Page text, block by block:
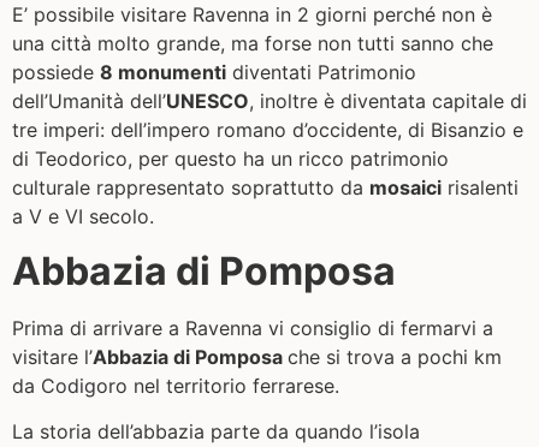
E’ possibile visitare Ravenna in 2 giorni perché non è
una città molto grande, ma forse non tutti sanno che
possiede 8 monumenti diventati Patrimonio
dell’Umanità dell’UNESCO, inoltre è diventata capitale di
tre imperi: dell’impero romano d’occidente, di Bisanzio e
di Teodorico, per questo ha un ricco patrimonio
culturale rappresentato soprattutto da mosaici risalenti
a V e VI secolo.
Abbazia di Pomposa
Prima di arrivare a Ravenna vi consiglio di fermarvi a
visitare l’Abbazia di Pomposa che si trova a pochi km
da Codigoro nel territorio ferrarese.
La storia dell’abbazia parte da quando l’isola